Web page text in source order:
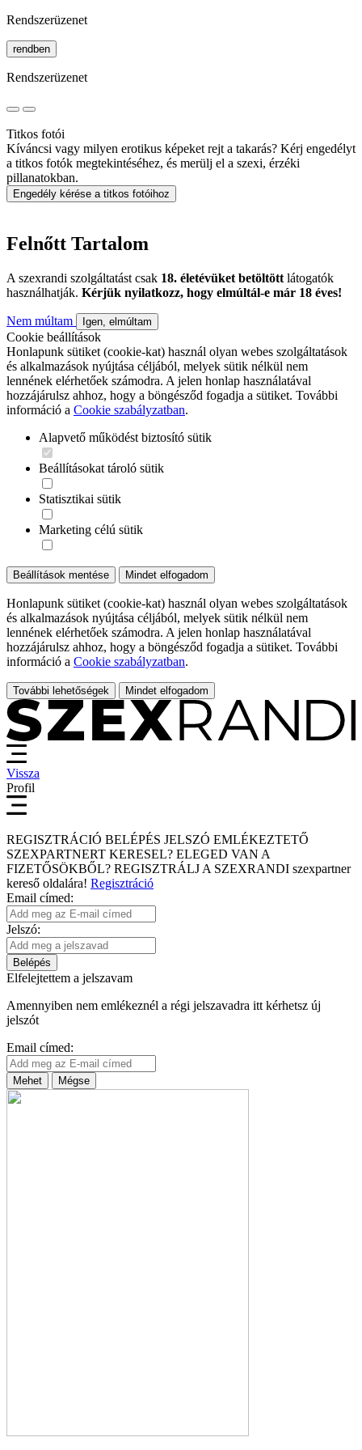
Rendszerüzenet
rendben
Rendszerüzenet
Titkos fotói
Kíváncsi vagy milyen erotikus képeket rejt a takarás? Kérj engedélyt
a titkos fotók megtekintéséhez, és merülj el a szexi, érzéki
pillanatokban.
Engedély kérése a titkos fotóihoz
Felnőtt Tartalom
A szexrandi szolgáltatást csak 18. életévüket betöltött látogatók
használhatják. Kérjük nyilatkozz, hogy elmúltál-e már 18 éves!
Nem múltam Igen, elmúltam
Cookie beállítások
Honlapunk sütiket (cookie-kat) használ olyan webes szolgáltatások
és alkalmazások nyújtása céljából, melyek sütik nélkül nem
lennének elérhetőek számodra. A jelen honlap használatával
hozzájárulsz ahhoz, hogy a böngésződ fogadja a sütiket. További
információ a Cookie szabályzatban.
Alapvető működést biztosító sütik
Beállításokat tároló sütik
Statisztikai sütik
Marketing célú sütik
Beállítások mentése Mindet elfogadom
Honlapunk sütiket (cookie-kat) használ olyan webes szolgáltatások
és alkalmazások nyújtása céljából, melyek sütik nélkül nem
lennének elérhetőek számodra. A jelen honlap használatával
hozzájárulsz ahhoz, hogy a böngésződ fogadja a sütiket. További
információ a Cookie szabályzatban.
További lehetőségek Mindet elfogadom
Vissza
Profil
REGISZTRÁCIÓ BELÉPÉS JELSZÓ EMLÉKEZTETŐ
SZEXPARTNERT KERESEL? ELEGED VAN A
FIZETŐSÖKBŐL? REGISZTRÁLJ A SZEXRANDI szexpartner
kereső oldalára! Regisztráció
Email címed:
Jelszó:
Belépés
Elfelejtettem a jelszavam
Amennyiben nem emlékeznél a régi jelszavadra itt kérhetsz új
jelszót
Email címed:
Mehet Mégse